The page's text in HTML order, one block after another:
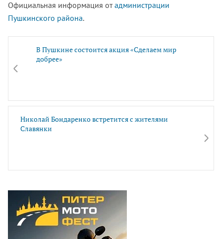
Официальная информация отадминистрации
Пушкинского района.
В Пушкине состоится акция «Сделаем мир
добрее»
Николай Бондаренко встретится с жителями
Славянки